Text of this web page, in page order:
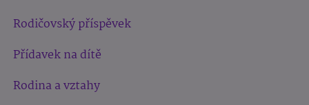
Rodičovský příspěvek
Přídavek na dítě
Rodina a vztahy